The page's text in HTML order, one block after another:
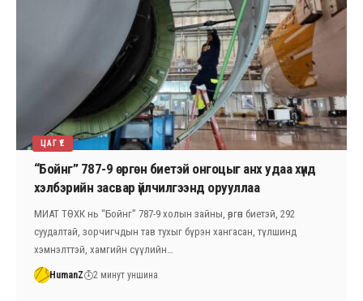
ЦАГ ҮЕ
“Бойнг” 787-9 өргөн биетэй онгоцыг анх удаа хүнд
хэлбэрийн засвар үйлчилгээнд орууллаа
МИАТ ТӨХК нь “Бойнг” 787-9 холын зайны, өргөн биетэй, 292
суудалтай, зорчигчдын тав тухыг бүрэн хангасан, түлшинд
хэмнэлттэй, хамгийн сүүлийн…
HumanZ 2 минут уншина